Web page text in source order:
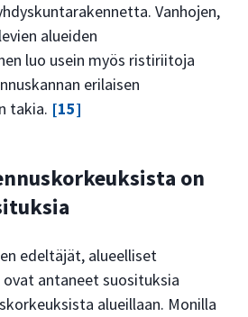
Vanhojen,
alueiden
luo usein myös ristiriitoja
erilaisen
takia. [15]
on
edeltäjät, alueelliset
antaneet suosituksia
alueillaan. Monilla